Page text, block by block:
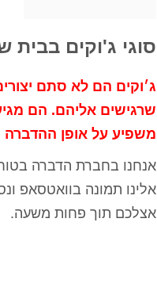
סוגי ג'וקים בבית
ג׳וקים הם לא סתם
שרגישים אליהם. הם
משפיע על אופן
אנחנו בחברת הדברה
אלינו תמונה בוואטסאפ
אצלכם תוך פחות משעה.